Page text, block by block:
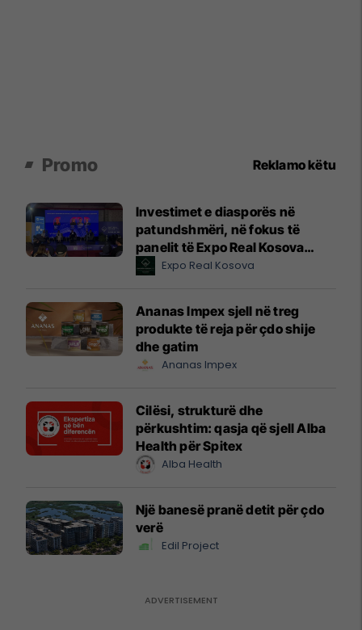
Promo Reklamo këtu
Investimet e diasporës në
patundshmëri, në fokus të
panelit të Expo Real Kosova
2026Expo Real Kosova
Ananas Impex sjell në treg
produkte të reja për çdo shije
dhe gatim
Ananas Impex
Cilësi, strukturë dhe
përkushtim: qasja që sjell Alba
Health për Spitex
Alba Health
Një banesë pranë detit për çdo
verë
Edil Project